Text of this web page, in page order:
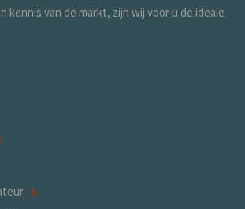
kennis van de markt, zijn wij voor u de ideale